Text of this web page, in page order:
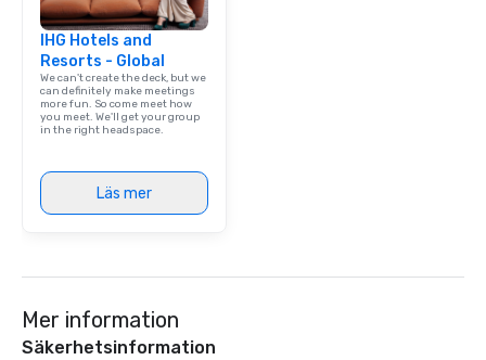
IHG Hotels and
Resorts - Global
We can't create the deck, but we
can definitely make meetings
more fun. So come meet how
you meet. We'll get your group
in the right headspace.
Läs mer
Mer information
Säkerhetsinformation